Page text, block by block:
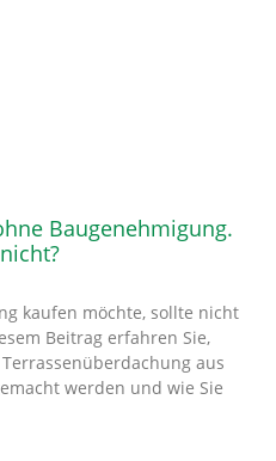
Baugenehmigung.
kaufen möchte, sollte nicht
Beitrag erfahren Sie,
aus
werden und wie Sie